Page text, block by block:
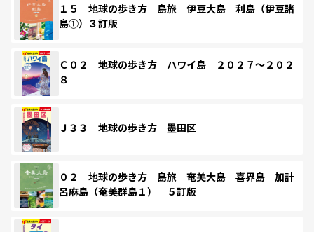
１５ 地球の歩き方 島旅 伊豆大島 利島（伊豆諸
島①）３訂版
Ｃ０２ 地球の歩き方 ハワイ島 ２０２７～２０２
８
Ｊ３３ 地球の歩き方 墨田区
０２ 地球の歩き方 島旅 奄美大島 喜界島 加計
呂麻島（奄美群島１） ５訂版